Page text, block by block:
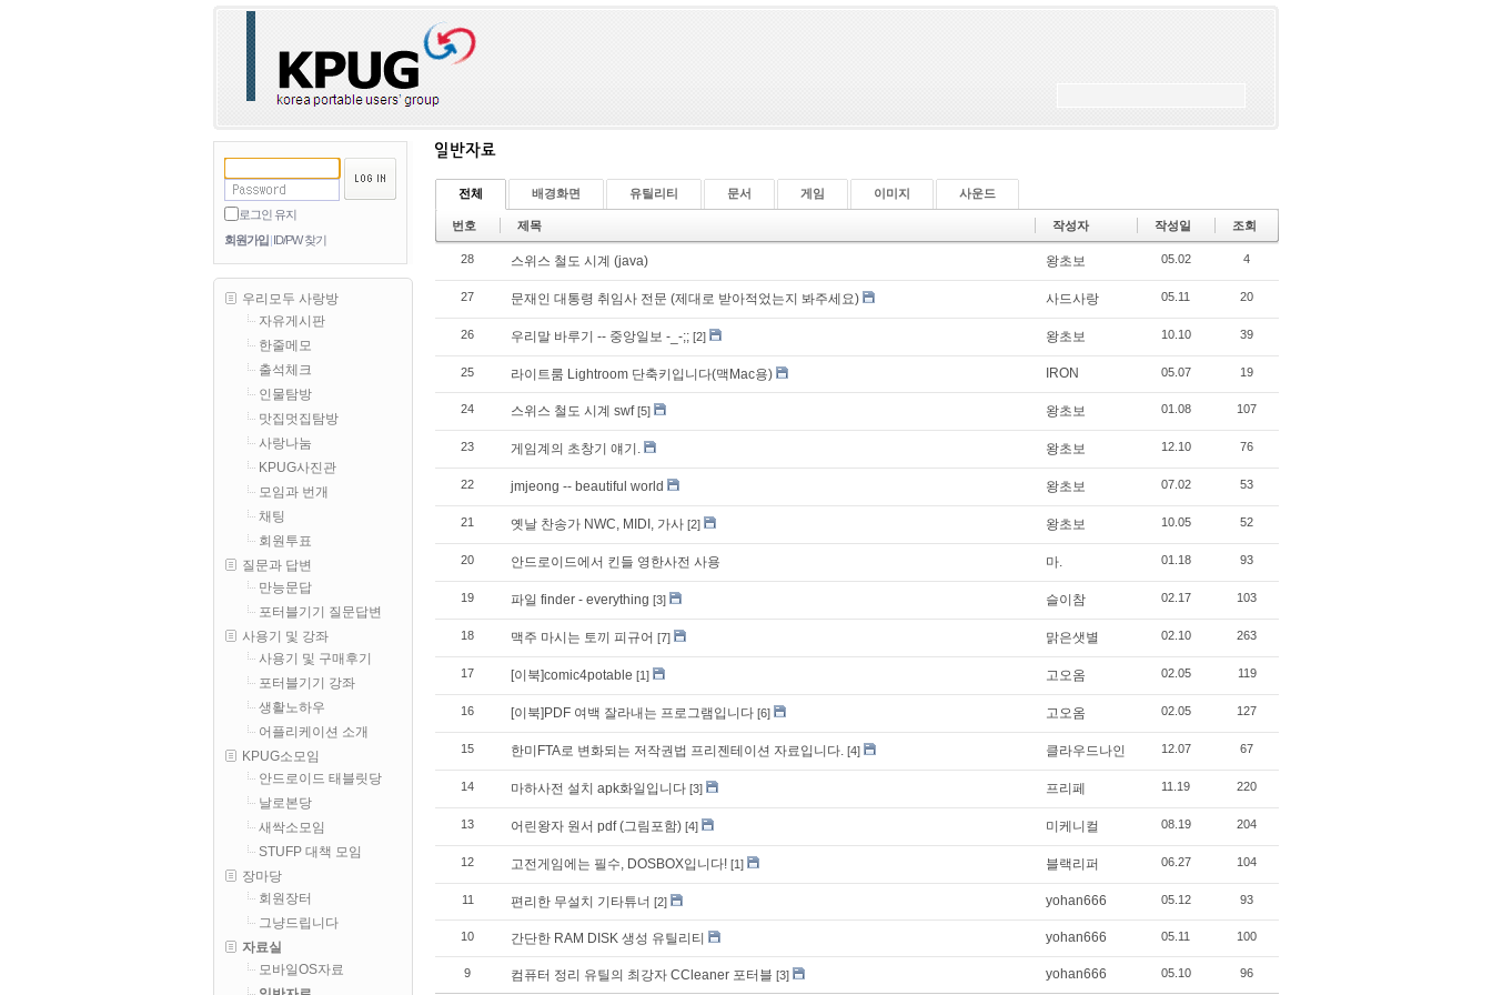
전체 배경화면 유틸리티 문서 게임 이미지 사운드
번호 제목 작성자 작성일 조회
28 스위스 철도 시계 (java) 왕초보 05.02 4
27 문재인 대통령 취임사 전문 (제대로 받아적었는지 봐주세요) 사드사랑 05.11 20
26 우리말 바루기 -- 중앙일보 -_-;; [2] 왕초보 10.10 39
25 라이트룸 Lightroom 단축키입니다(맥Mac용) IRON 05.07 19
24 스위스 철도 시계 swf [5] 왕초보 01.08 107
23 게임계의 초창기 얘기. 왕초보 12.10 76
22 jmjeong -- beautiful world 왕초보 07.02 53
21 옛날 찬송가 NWC, MIDI, 가사 [2] 왕초보 10.05 52
20 안드로이드에서 킨들 영한사전 사용 마. 01.18 93
19 파일 finder - everything [3] 슬이참 02.17 103
18 맥주 마시는 토끼 피규어 [7] 맑은샛별 02.10 263
17 [이북]comic4potable [1] 고오옴 02.05 119
16 [이북]PDF 여백 잘라내는 프로그램입니다 [6] 고오옴 02.05 127
15 한미FTA로 변화되는 저작권법 프리젠테이션 자료입니다. [4] 클라우드나인 12.07 67
14 마하사전 설치 apk화일입니다 [3] 프리페 11.19 220
13 어린왕자 원서 pdf (그림포함) [4] 미케니컬 08.19 204
12 고전게임에는 필수, DOSBOX입니다! [1] 블랙리퍼 06.27 104
11 편리한 무설치 기타튜너 [2] yohan666 05.12 93
10 간단한 RAM DISK 생성 유틸리티 yohan666 05.11 100
9 컴퓨터 정리 유틸의 최강자 CCleaner 포터블 [3] yohan666 05.10 96
로그인 유지
회원가입 ID/PW 찾기
우리모두 사랑방
자유게시판
한줄메모
출석체크
인물탐방
맛집멋집탐방
사랑나눔
KPUG사진관
모임과 번개
채팅
회원투표
질문과 답변
만능문답
포터블기기 질문답변
사용기 및 강좌
사용기 및 구매후기
포터블기기 강좌
생활노하우
어플리케이션 소개
KPUG소모임
안드로이드 태블릿당
날로본당
새싹소모임
STUFP 대책 모임
장마당
회원장터
그냥드립니다
자료실
모바일OS자료